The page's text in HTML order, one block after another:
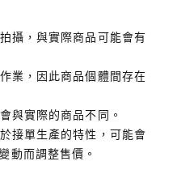
攝，與實際商品可能會有
業，因此商品個體間存在
與實際的商品不同。
接單生產的特性，可能會
動而調整售價。